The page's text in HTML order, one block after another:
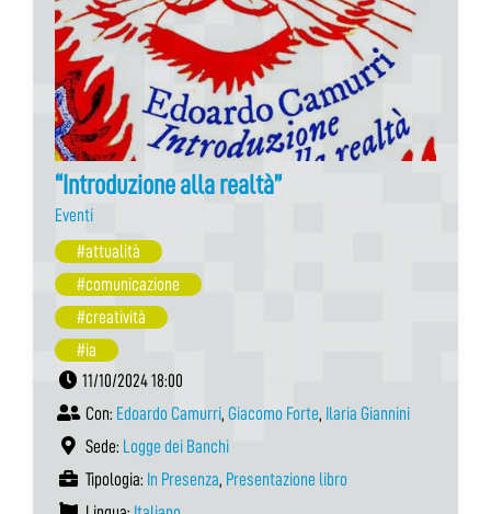
“Introduzione alla realtà”
Eventi
#attualità
#comunicazione
#creatività
#ia
11/10/2024 18:00
Con: Edoardo Camurri, Giacomo Forte, Ilaria Giannini
Sede: Logge dei Banchi
Tipologia: In Presenza, Presentazione libro